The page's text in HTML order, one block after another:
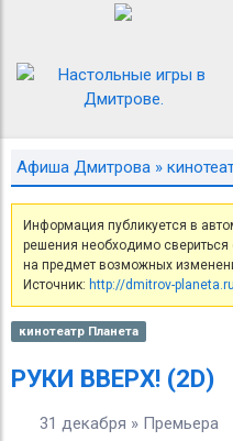
Афиша Дмитрова »
Информация публикуется в
решения необходимо
на предмет возможных
Источник: http://dmitrov-
кинотеатр Планета
РУКИ ВВЕРХ! (2D)
31 декабря » Премьера